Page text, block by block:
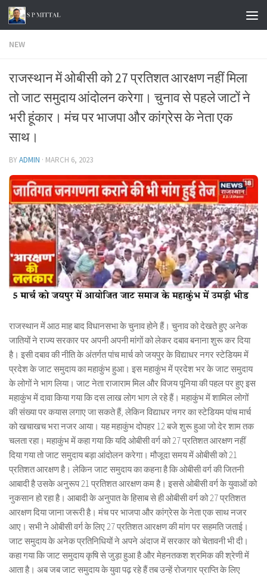
Skip to content
NEW
राजस्थान में ओबीसी को 27 प्रतिशत आरक्षण नहीं मिला
तो जाट समुदाय आंदोलन करेगा। चुनाव से पहले जाटों ने
भरी हूंकार। मंच पर भाजपा और कांग्रेस के नेता एक
साथ।
BYADMIN · MARCH 6, 2023
राजस्थान में आठ माह बाद विधानसभा के चुनाव होने हैं। चुनाव को देखते हुए अनेक
जातियों ने राज्य सरकार पर अपनी अपनी मांगों को लेकर दबाव बनाना शुरू कर दिया
है। इसी दबाव की नीति के अंतर्गत पांच मार्च को जयपुर के विद्याधर नगर स्टेडियम में
प्रदेश के जाट समुदाय का महाकुंभ हुआ। इस महाकुंभ में प्रदेश भर के जाट समुदाय
के लोगों ने भाग लिया। जाट नेता राजाराम मिल और विजय पूनिया की पहल पर हुए इस
महाकुंभ में दावा किया गया कि दस लाख लोग भाग ले रहे हैं। महाकुंभ में शामिल लोगों
की संख्या पर कयास लगाए जा सकते हैं, लेकिन विद्याधर नगर का स्टेडियम पांच मार्च
को खचाखच भरा नजर आया। यह महाकुंभ दोपहर 12 बजे शुरू हुआ जो देर शाम तक
चलता रहा। महाकुंभ में कहा गया कि यदि ओबीसी वर्ग को 27 प्रतिशत आरक्षण नहीं
दिया गया तो जाट समुदाय बड़ा आंदोलन करेगा। मौजूदा समय में ओबीसी को 21
प्रतिशत आरक्षण है। लेकिन जाट समुदाय का कहना है कि ओबीसी वर्ग की जितनी
आबादी है उसके अनुरूप 21 प्रतिशत आरक्षण कम है। इससे ओबीसी वर्ग के युवाओं को
नुकसान हो रहा है। आबादी के अनुपात के हिसाब से ही ओबीसी वर्ग को 27 प्रतिशत
आरक्षण दिया जाना जरूरी है। मंच पर भाजपा और कांग्रेस के नेता एक साथ नजर
आए। सभी ने ओबीसी वर्ग के लिए 27 प्रतिशत आरक्षण की मांग पर सहमति जताई।
जाट समुदाय के अनेक प्रतिनिधियों ने अपने अंदाज में सरकार को चेतावनी भी दी।
कहा गया कि जाट समुदाय कृषि से जुड़ा हुआ है और मेहनतकश श्रमिक की श्रेणी में
आता है। अब जब जाट समुदाय के युवा पढ़ रहे हैं तब उन्हें रोजगार प्राप्ति के लिए